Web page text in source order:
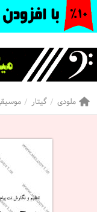
ملودی گیتار